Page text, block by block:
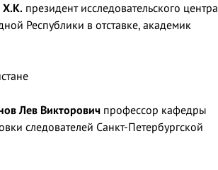
Х.К. президент исследовательского центра
Республики в отставке, академик
Лев Викторович профессор кафедры
следователей Санкт-Петербургской